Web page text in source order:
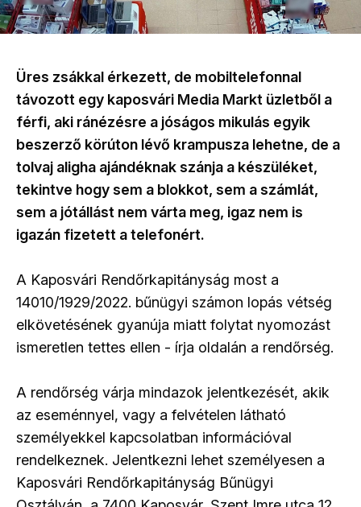
Üres zsákkal érkezett, de mobiltelefonnal
távozott egy kaposvári Media Markt üzletből a
férfi, aki ránézésre a jóságos mikulás egyik
beszerző körúton lévő krampusza lehetne, de a
tolvaj aligha ajándéknak szánja a készüléket,
tekintve hogy sem a blokkot, sem a számlát,
sem a jótállást nem várta meg, igaz nem is
igazán fizetett a telefonért.
A Kaposvári Rendőrkapitányság most a
14010/1929/2022. bűnügyi számon lopás vétség
elkövetésének gyanúja miatt folytat nyomozást
ismeretlen tettes ellen - írja oldalán a rendőrség.
A rendőrség várja mindazok jelentkezését, akik
az eseménnyel, vagy a felvételen látható
személyekkel kapcsolatban információval
rendelkeznek. Jelentkezni lehet személyesen a
Kaposvári Rendőrkapitányság Bűnügyi